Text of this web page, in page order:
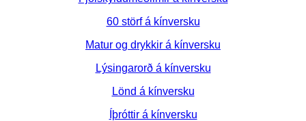
60 störf á kínversku
Matur og drykkir á kínversku
Lýsingarorð á kínversku
Lönd á kínversku
Íþróttir á kínversku